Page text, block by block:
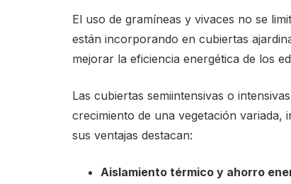
El uso de gramíneas y vivaces no se
están incorporando en cubiertas
mejorar la eficiencia energética de los
Las cubiertas semiintensivas o
crecimiento de una vegetación variada,
sus ventajas destacan:
Aislamiento térmico y ahorro